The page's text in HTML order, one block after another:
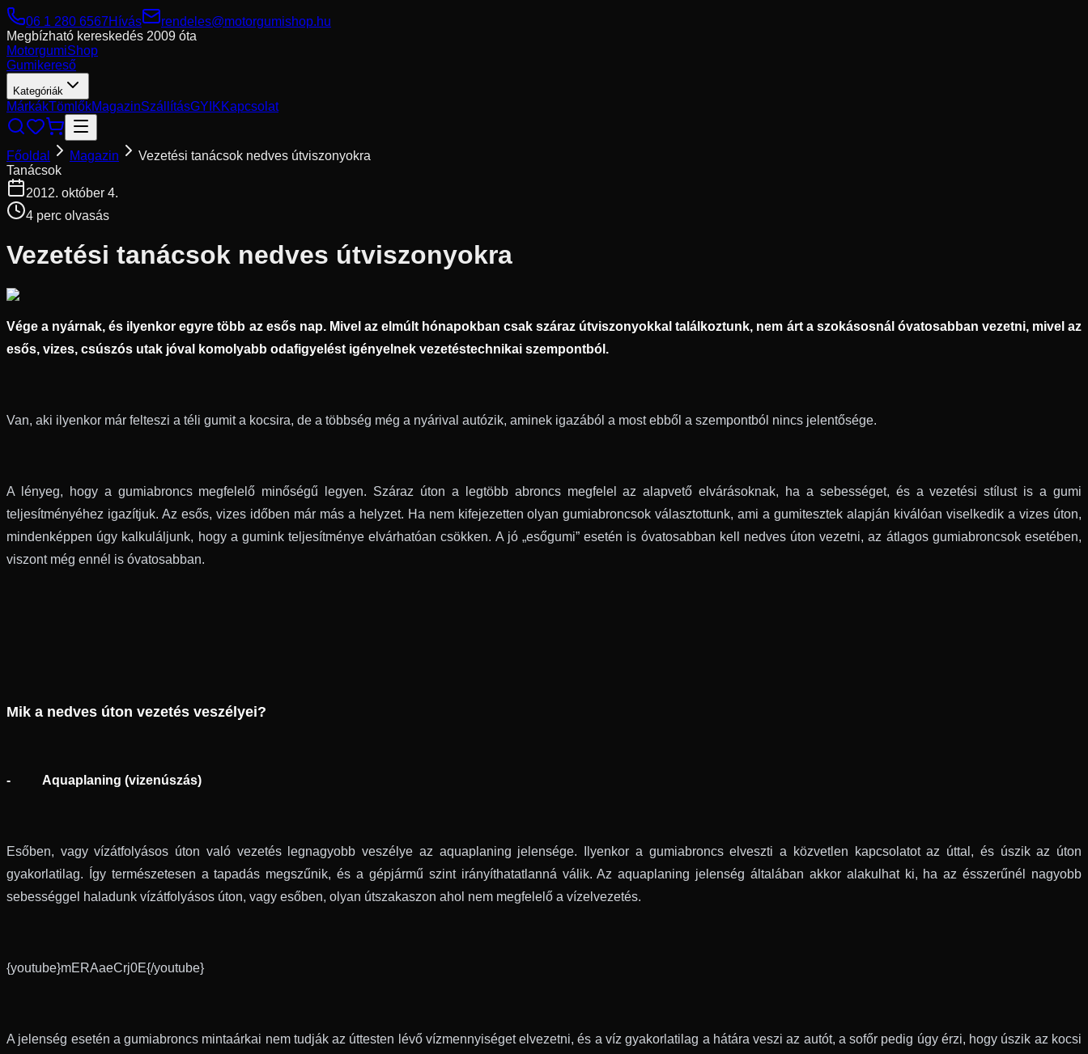
06 1 280 6567Hívás
rendeles@motorgumishop.hu
Megbízható kereskedés 2009 óta
MotorgumiShop
Gumikereső
Kategóriák
MárkákTömlőkMagazinSzállításGYIKKapcsolat
Főoldal Magazin
Vezetési tanácsok nedves útviszonyokra
Tanácsok
2012. október 4.
4 perc olvasás
Vezetési tanácsok nedves útviszonyokra
Vége a nyárnak, és ilyenkor egyre több az esős nap. Mivel az elmúlt hónapokban csak száraz útviszonyokkal találkoztunk, nem árt a szokásosnál óvatosabban vezetni, mivel az
esős, vizes, csúszós utak jóval komolyabb odafigyelést igényelnek vezetéstechnikai szempontból.
Van, aki ilyenkor már felteszi a téli gumit a kocsira, de a többség még a nyárival autózik, aminek igazából a most ebből a szempontból nincs jelentősége.
A lényeg, hogy a gumiabroncs megfelelő minőségű legyen. Száraz úton a legtöbb abroncs megfelel az alapvető elvárásoknak, ha a sebességet, és a vezetési stílust is a gumi
teljesítményéhez igazítjuk. Az esős, vizes időben már más a helyzet. Ha nem kifejezetten olyan gumiabroncsok választottunk, ami a gumitesztek alapján kiválóan viselkedik a vizes úton,
mindenképpen úgy kalkuláljunk, hogy a gumink teljesítménye elvárhatóan csökken. A jó „esőgumi” esetén is óvatosabban kell nedves úton vezetni, az átlagos gumiabroncsok esetében,
viszont még ennél is óvatosabban.
Mik a nedves úton vezetés veszélyei?
- Aquaplaning (vizenúszás)
Esőben, vagy vízátfolyásos úton való vezetés legnagyobb veszélye az aquaplaning jelensége. Ilyenkor a gumiabroncs elveszti a közvetlen kapcsolatot az úttal, és úszik az úton
gyakorlatilag. Így természetesen a tapadás megszűnik, és a gépjármű szint irányíthatatlanná válik. Az aquaplaning jelenség általában akkor alakulhat ki, ha az ésszerűnél nagyobb
sebességgel haladunk vízátfolyásos úton, vagy esőben, olyan útszakaszon ahol nem megfelelő a vízelvezetés.
{youtube}mERAaeCrj0E{/youtube}
A jelenség esetén a gumiabroncs mintaárkai nem tudják az úttesten lévő vízmennyiséget elvezetni, és a víz gyakorlatilag a hátára veszi az autót, a sofőr pedig úgy érzi, hogy úszik az kocsi